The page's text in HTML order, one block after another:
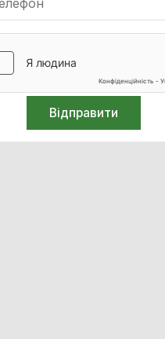
Ультразвукові ванни
Миючі машини
Білірубінометри